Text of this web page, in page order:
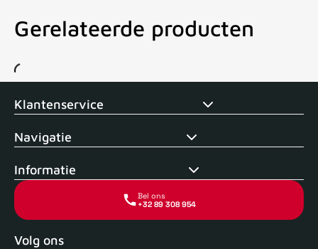
Gerelateerde producten
Voor 15uur besteld, zelfde dag verstuurd Echte winkel +35
Klantenservice
Navigatie
Informatie
Bel ons
+32 89 308 954
Volg ons